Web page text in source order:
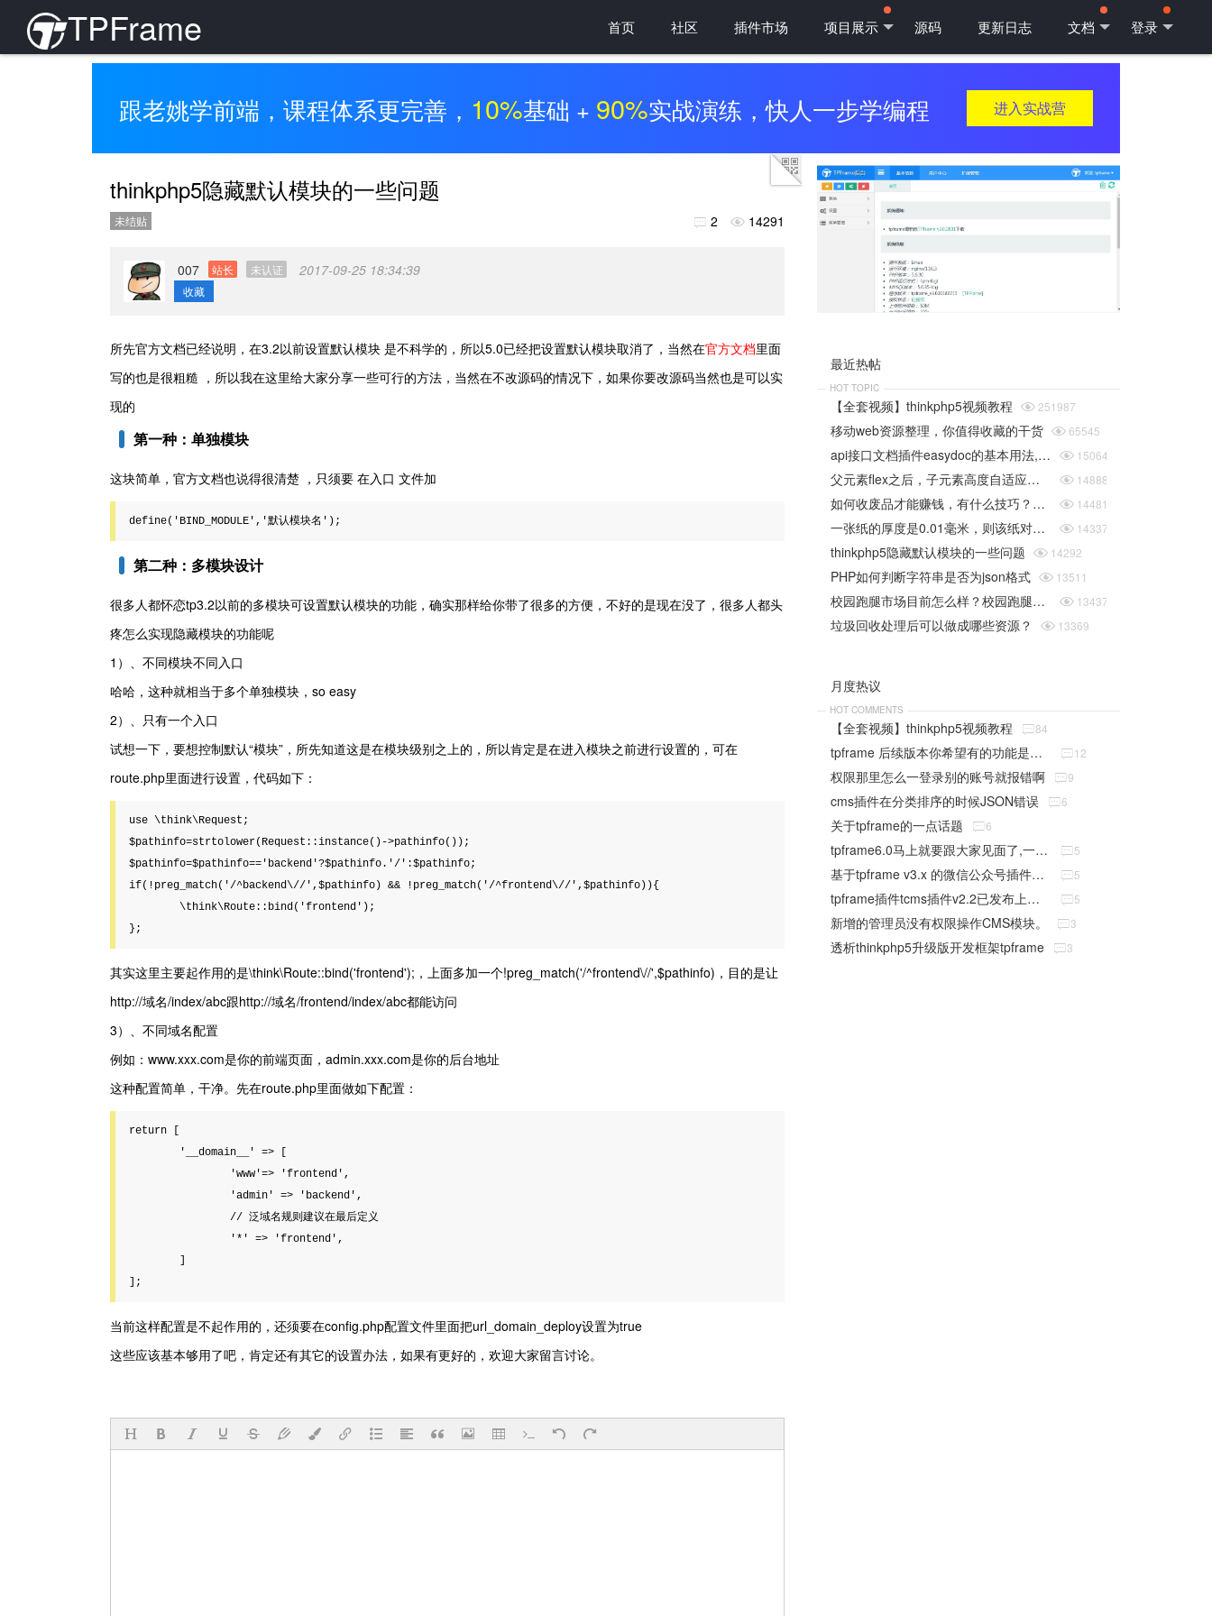
TPFrame 首页 社区 插件市场 项目展示 源码 更新日志 文档 登录
跟老姚学前端，课程体系更完善， 10%基础 + 90%实战演练，快人一步学编程 进入实战营
thinkphp5隐藏默认模块的一些问题
未结贴  2  14291
007 站长 未认证 2017-09-25 18:34:39
收藏
所先官方文档已经说明，在3.2以前设置默认模块 是不科学的，所以5.0已经把设置默认模块取消了，当然在官方文档里面
写的也是很粗糙 ，所以我在这里给大家分享一些可行的方法，当然在不改源码的情况下，如果你要改源码当然也是可以实
现的
第一种：单独模块
这块简单，官方文档也说得很清楚 ，只须要 在入口 文件加
define('BIND_MODULE','默认模块名');
第二种：多模块设计
很多人都怀恋tp3.2以前的多模块可设置默认模块的功能，确实那样给你带了很多的方便，不好的是现在没了，很多人都头
疼怎么实现隐藏模块的功能呢
1）、不同模块不同入口
哈哈，这种就相当于多个单独模块，so easy
2）、只有一个入口
试想一下，要想控制默认“模块”，所先知道这是在模块级别之上的，所以肯定是在进入模块之前进行设置的，可在
route.php里面进行设置，代码如下：
use \think\Request;
$pathinfo=strtolower(Request::instance()->pathinfo());
$pathinfo=$pathinfo=='backend'?$pathinfo.'/':$pathinfo;
if(!preg_match('/^backend\//',$pathinfo) && !preg_match('/^frontend\//',$pathinfo)){
};
其实这里主要起作用的是\think\Route::bind('frontend');，上面多加一个!preg_match('/^frontend\//',$pathinfo)，目的是让
http://域名/index/abc跟http://域名/frontend/index/abc都能访问
3）、不同域名配置
例如：www.xxx.com是你的前端页面，admin.xxx.com是你的后台地址
这种配置简单，干净。先在route.php里面做如下配置：
return [
];
当前这样配置是不起作用的，还须要在config.php配置文件里面把url_domain_deploy设置为true
这些应该基本够用了吧，肯定还有其它的设置办法，如果有更好的，欢迎大家留言讨论。
最近热帖
HOT TOPIC
【全套视频】thinkphp5视频教程  251987
移动web资源整理，你值得收藏的干货  65545
api接口文档插件easydoc的基本用法,快速搞定接口文档 15064
父元素flex之后，子元素高度自适应问题 14888
如何收废品才能赚钱，有什么技巧？揭秘垃圾回收行业的一些规则 14481
一张纸的厚度是0.01毫米，则该纸对折30次后是多厚（据说超过珠穆朗玛峰的高度）php实现 14337
thinkphp5隐藏默认模块的一些问题  14292
PHP如何判断字符串是否为json格式  13511
校园跑腿市场目前怎么样？校园跑腿系统给学生带来了哪些便捷？ 13437
垃圾回收处理后可以做成哪些资源？  13369
月度热议
HOT COMMENTS
【全套视频】thinkphp5视频教程 84
tpframe 后续版本你希望有的功能是什么（分享贴） 12
权限那里怎么一登录别的账号就报错啊 9
cms插件在分类排序的时候JSON错误 6
关于tpframe的一点话题 6
tpframe6.0马上就要跟大家见面了,一次全新的升级 5
基于tpframe v3.x 的微信公众号插件已批量上线 5
tpframe插件tcms插件v2.2已发布上线，欢迎下载使用 5
新增的管理员没有权限操作CMS模块。 3
透析thinkphp5升级版开发框架tpframe 3